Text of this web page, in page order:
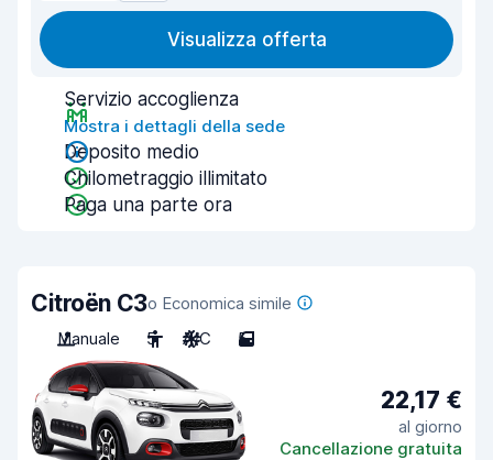
Visualizza offerta
Servizio accoglienza
Mostra i dettagli della sede
Deposito medio
Chilometraggio illimitato
Paga una parte ora
Citroën C3o Economica simile
Manuale
5 A/C 5
22,17 €
al giorno
Cancellazione gratuita